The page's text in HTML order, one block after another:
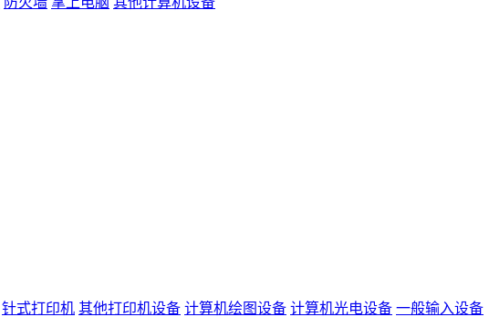
针式打印机 其他打印机设备 计算机绘图设备 计算机光电设备 一般输入设备